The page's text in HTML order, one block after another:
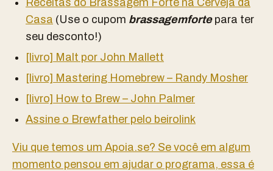
Receitas do Brassagem Forte na Cerveja da
Casa (Use o cupom brassagemfortepara ter
seu desconto!)
[livro] Malt por John Mallett
[livro] Mastering Homebrew – Randy Mosher
[livro] How to Brew – John Palmer
Assine o Brewfather pelo beirolink
Viu que temos um Apoia.se? Se você em algum
momento pensou em ajudar o programa, essa é